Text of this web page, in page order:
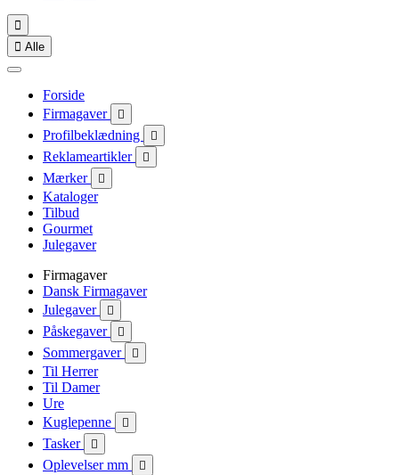

 Alle
Forside
Firmagaver

Profilbeklædning 
Reklameartikler 
Mærker 
Kataloger
Tilbud
Gourmet
Julegaver
Firmagaver
Dansk Firmagaver
Julegaver

Påskegaver 
Sommergaver 
Til Herrer
Til Damer
Ure
Kuglepenne

Tasker 
Oplevelser mm 